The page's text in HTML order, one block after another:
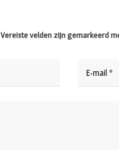
Vereiste velden zijn gemarkeerd